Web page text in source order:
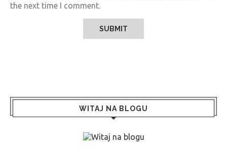
the next time I comment.
WITAJ NA BLOGU